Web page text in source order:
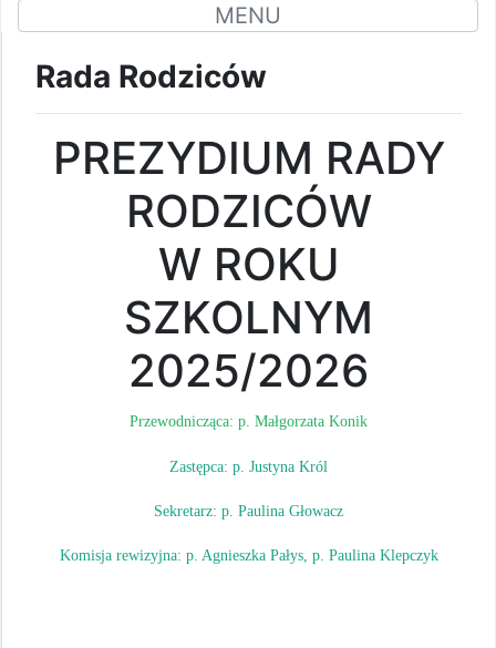
MENU
Rada Rodziców
PREZYDIUM RADY
RODZICÓW
W ROKU
SZKOLNYM
2025/2026
Przewodnicząca: p. Małgorzata Konik
Zastępca: p. Justyna Król
Sekretarz: p. Paulina Głowacz
Komisja rewizyjna: p. Agnieszka Pałys, p. Paulina Klepczyk